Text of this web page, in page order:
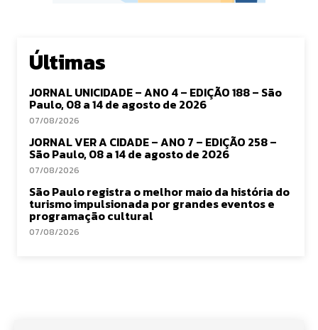
Últimas
JORNAL UNICIDADE – ANO 4 – EDIÇÃO 188 – São
Paulo, 08 a 14 de agosto de 2026
07/08/2026
JORNAL VER A CIDADE – ANO 7 – EDIÇÃO 258 –
São Paulo, 08 a 14 de agosto de 2026
07/08/2026
São Paulo registra o melhor maio da história do
turismo impulsionada por grandes eventos e
programação cultural
07/08/2026